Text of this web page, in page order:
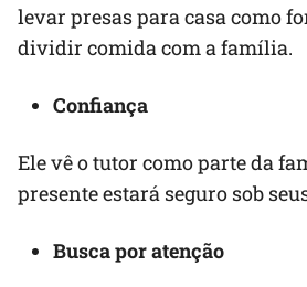
levar presas para casa como
dividir comida com a família.
Confiança
Ele vê o tutor como parte da
presente estará seguro sob
Busca por atenção